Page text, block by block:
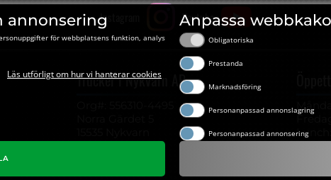
annonsering
för webbplatsens funktion, analys
Läs utförligt om hur vi hanterar cookies
Anpassa
Obligatoriska
Prestanda
Marknadsföring
Personanpassad annonslagring
Personanpassad annonsering
Instagram Youtube
Trucker i Nykvarn AB
08-55248599
Lunch: